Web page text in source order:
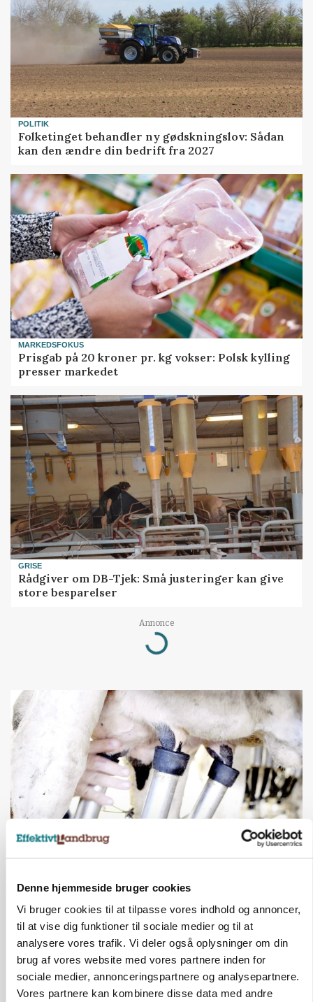
Denne hjemmeside bruger cookies
Vi bruger cookies til at tilpasse vores indhold og annoncer,
til at vise dig funktioner til sociale medier og til at
analysere vores trafik. Vi deler også oplysninger om din
brug af vores website med vores partnere inden for
sociale medier, annonceringspartnere og analysepartnere.
Vores partnere kan kombinere disse data med andre
POLITIK
Folketinget behandler ny gødskningslov: Sådan
kan den ændre din bedrift fra 2027
MARKEDSFOKUS
Prisgab på 20 kroner pr. kg vokser: Polsk kylling
presser markedet
GRISE
Rådgiver om DB-Tjek: Små justeringer kan give
store besparelser
Annonce
Loading...
MARKED